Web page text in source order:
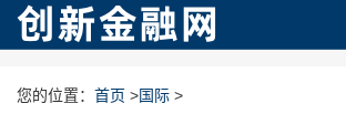
您的位置： 首页 >国际 >